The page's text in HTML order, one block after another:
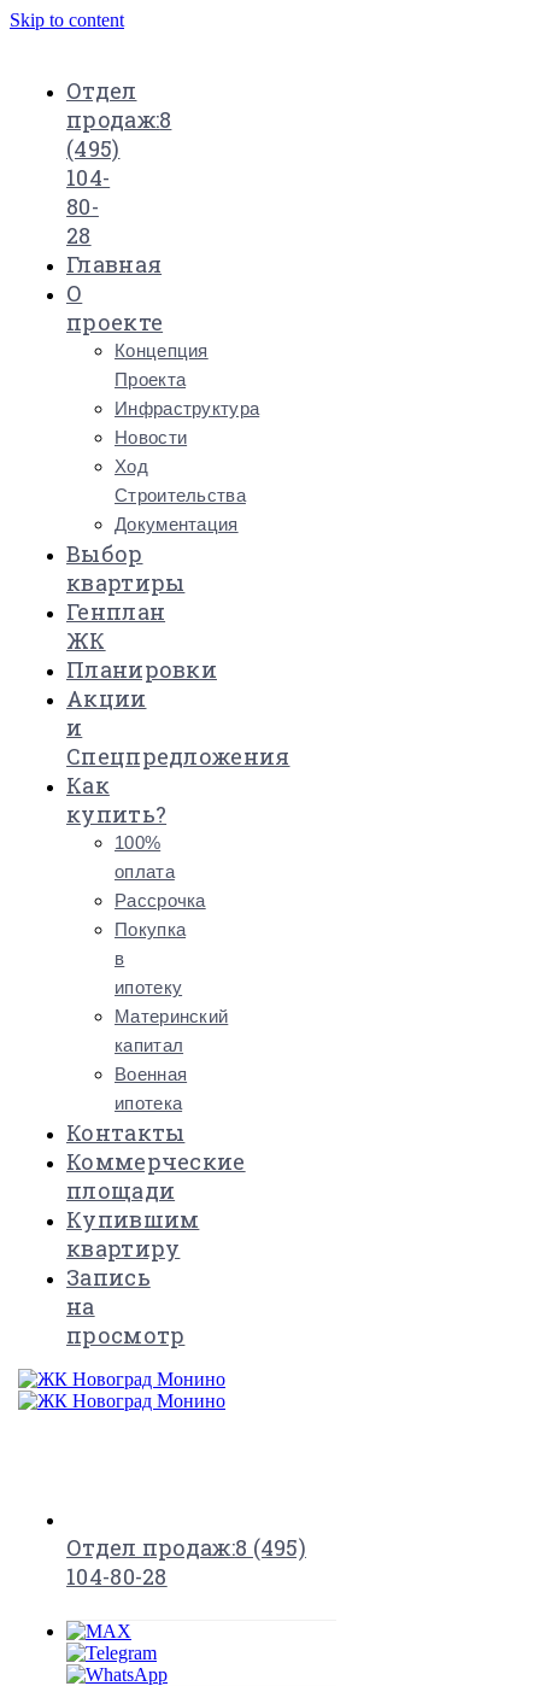
Skip to content
Отдел
продаж:8
(495)
104-
80-
28
Главная
О
проекте
Концепция
Проекта
Инфраструктура
Новости
Ход
Строительства
Документация
Выбор
квартиры
Генплан
ЖК
Планировки
Акции
и
Спецпредложения
Как
купить?
100%
оплата
Рассрочка
Покупка
в
ипотеку
Материнский
капитал
Военная
ипотека
Контакты
Коммерческие
площади
Купившим
квартиру
Запись
на
просмотр
Отдел продаж:8 (495)
104-80-28